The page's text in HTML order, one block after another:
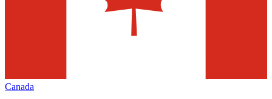
Canada